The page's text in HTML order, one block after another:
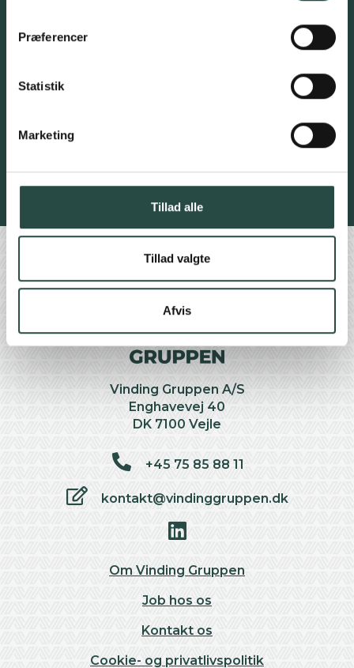
Præferencer
Statistik
Marketing
Tillad alle
Tillad valgte
Afvis
Se vores cookie- og privatlivspolitik
Find os her
Vinding Gruppen A/S
Enghavevej 40
DK 7100 Vejle
+45 75 85 88 11
kontakt@vindinggruppen.dk
Om Vinding Gruppen
Job hos os
Kontakt os
Cookie- og privatlivspolitik